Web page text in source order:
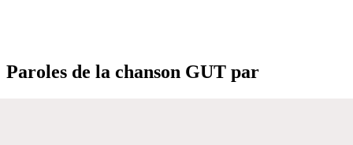
Paroles de la chanson GUT par